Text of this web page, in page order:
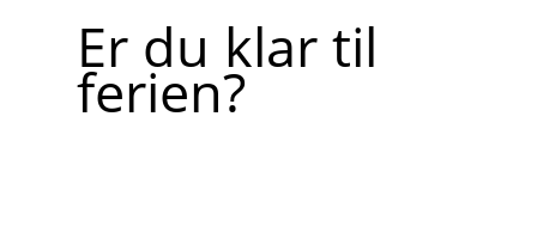
Er du klar til
ferien?